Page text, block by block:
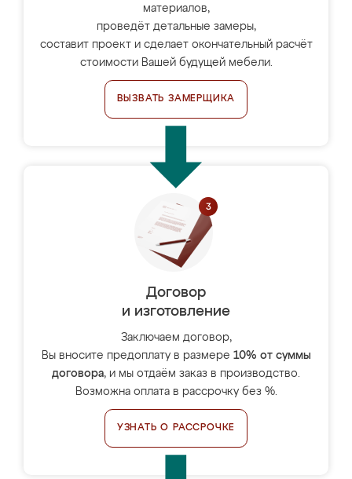
материалов,
проведёт детальные замеры,
составит проект и сделает окончательный расчёт
стоимости Вашей будущей мебели.
ВЫЗВАТЬ ЗАМЕРЩИКА
Договор
и изготовление
Заключаем договор,
Вы вносите предоплату в размере 10% от суммы
договора, и мы отдаём заказ в производство.
Возможна оплата в рассрочку без %.
УЗНАТЬ О РАССРОЧКЕ